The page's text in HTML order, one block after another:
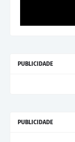
PUBLICIDADE
PUBLICIDADE